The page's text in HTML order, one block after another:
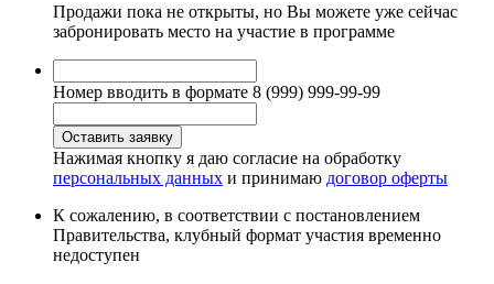
Продажи пока не открыты, но Вы можете уже сейчас
забронировать место на участие в программе
Номер вводить в формате 8 (999) 999-99-99
Нажимая кнопку я даю согласие на обработку
персональных данных и принимаю договор оферты
К сожалению, в соответствии с постановлением
Правительства, клубный формат участия временно
недоступен